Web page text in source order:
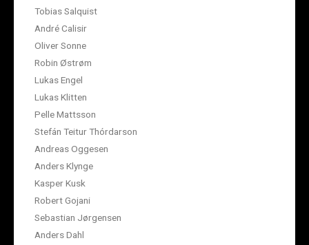
Tobias Salquist
André Calisir
Oliver Sonne
Robin Østrøm
Lukas Engel
Lukas Klitten
Pelle Mattsson
Stefán Teitur Thórdarson
Andreas Oggesen
Anders Klynge
Kasper Kusk
Robert Gojani
Sebastian Jørgensen
Anders Dahl